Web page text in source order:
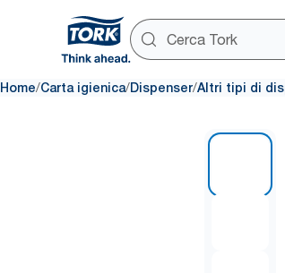
Home/Carta igienica/Dispenser/Altri tipi di